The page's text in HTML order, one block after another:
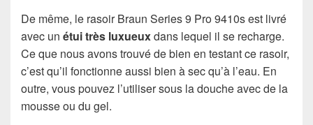
De même, le rasoir Braun Series 9 Pro 9410s est livré
avec un étui très luxueuxdans lequel il se recharge.
Ce que nous avons trouvé de bien en testant ce rasoir,
c’est qu’il fonctionne aussi bien à sec qu’à l’eau. En
outre, vous pouvez l’utiliser sous la douche avec de la
mousse ou du gel.